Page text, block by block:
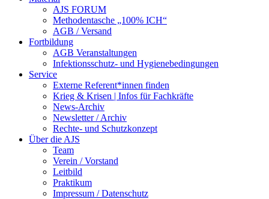
AJS FORUM
Methodentasche „100% ICH“
AGB / Versand
Fortbildung
AGB Veranstaltungen
Infektionsschutz- und Hygienebedingungen
Service
Externe Referent*innen finden
Krieg & Krisen | Infos für Fachkräfte
News-Archiv
Newsletter / Archiv
Rechte- und Schutzkonzept
Über die AJS
Team
Verein / Vorstand
Leitbild
Praktikum
Impressum / Datenschutz